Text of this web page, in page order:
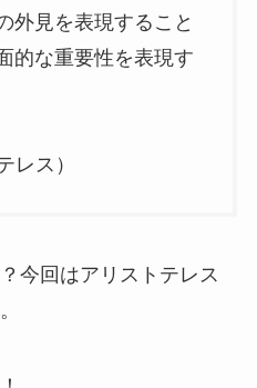
外見を表現すること
的な重要性を表現す
レス）
今回はアリストテレス